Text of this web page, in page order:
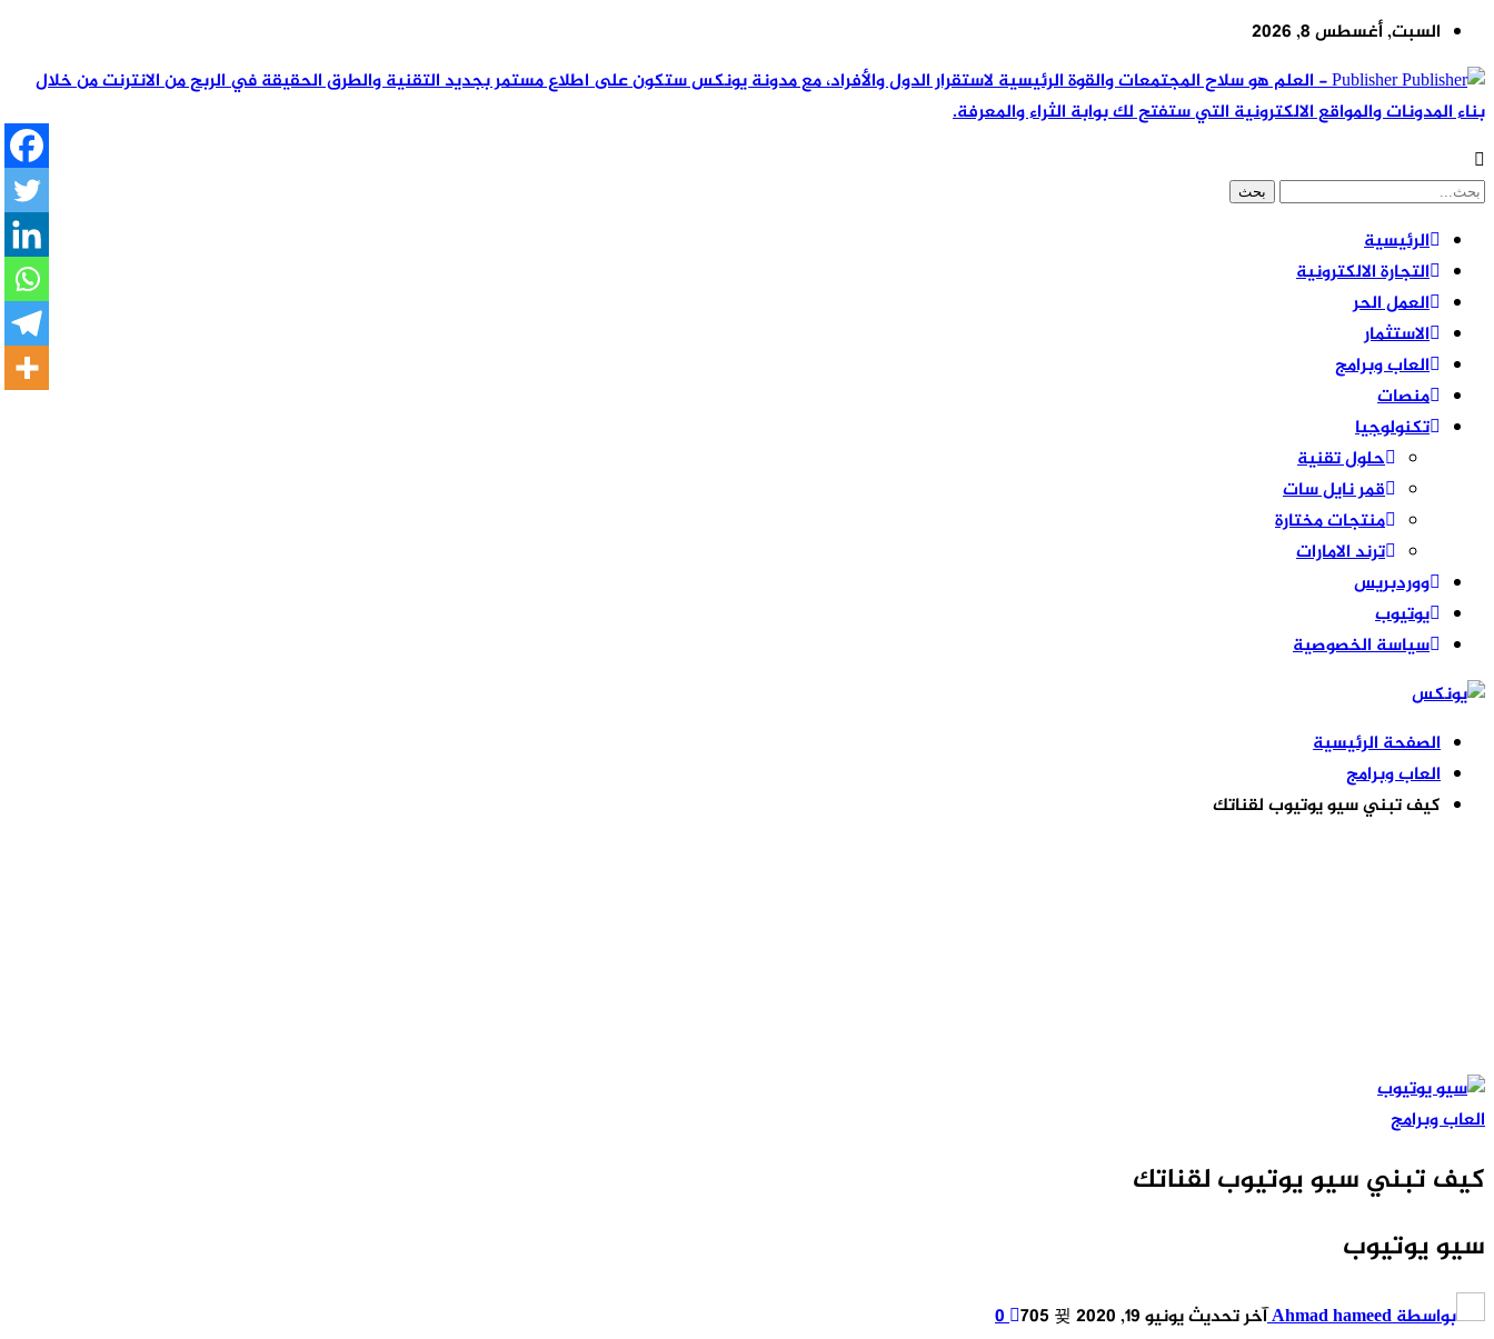
السبت, أغسطس 8, 2026
Publisher - العلم هو سلاح المجتمعات والقوة الرئيسية لاستقرار الدول والأفراد، مع مدونة يونكس ستكون على اطلاع مستمر بجديد التقنية والطرق الحقيقة في الربح من الانترنت من خلال
بناء المدونات والمواقع الالكترونية التي ستفتح لك بوابة الثراء والمعرفة.
الرئيسية
التجارة الالكترونية
العمل الحر
الاستثمار
العاب وبرامج
منصات
تكنولوجيا
حلول تقنية
قمر نايل سات
منتجات مختارة
ترند الامارات
ووردبريس
يوتيوب
سياسة الخصوصية
الصفحة الرئيسية
العاب وبرامج
كيف تبني سيو يوتيوب لقناتك
العاب وبرامج
كيف تبني سيو يوتيوب لقناتك
سيو يوتيوب
بواسطةAhmad hameedآخر تحديثيونيو 19, 2020 0